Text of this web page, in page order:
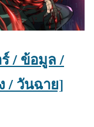
/ ข้อมูล /
/ วันฉาย]